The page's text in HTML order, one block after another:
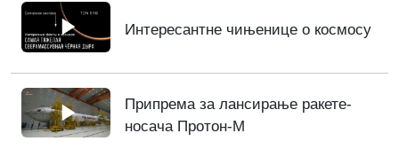
Интересантне чињенице о космосу
Припрема за лансирање ракете-
носача Протон-М